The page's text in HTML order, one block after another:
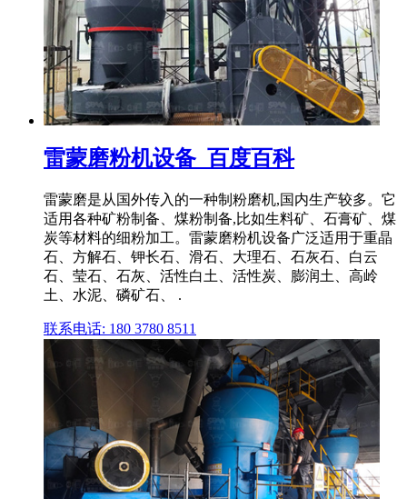
雷蒙磨粉机设备_百度百科
雷蒙磨是从国外传入的一种制粉磨机,国内生产较多。它
适用各种矿粉制备、煤粉制备,比如生料矿、石膏矿、煤
炭等材料的细粉加工。雷蒙磨粉机设备广泛适用于重晶
石、方解石、钾长石、滑石、大理石、石灰石、白云
石、莹石、石灰、活性白土、活性炭、膨润土、高岭
土、水泥、磷矿石、 .
联系电话: 180 3780 8511